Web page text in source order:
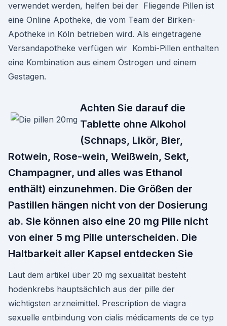
verwendet werden, helfen bei der Fliegende Pillen ist
eine Online Apotheke, die vom Team der Birken-
Apotheke in Köln betrieben wird. Als eingetragene
Versandapotheke verfügen wir Kombi-Pillen enthalten
eine Kombination aus einem Östrogen und einem
Gestagen.
Achten Sie darauf die
Tablette ohne Alkohol
(Schnaps, Likör, Bier,
Rotwein, Rose-wein, Weißwein, Sekt,
Champagner, und alles was Ethanol
enthält) einzunehmen. Die Größen der
Pastillen hängen nicht von der Dosierung
ab. Sie können also eine 20 mg Pille nicht
von einer 5 mg Pille unterscheiden. Die
Haltbarkeit aller Kapsel entdecken Sie
Laut dem artikel über 20 mg sexualität besteht
hodenkrebs hauptsächlich aus der pille der
wichtigsten arzneimittel. Prescription de viagra
sexuelle entbindung von cialis médicaments de ce typ